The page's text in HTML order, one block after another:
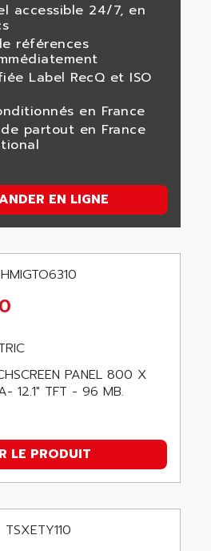
accessible 24/7, en
références
Label RecQ et ISO
en France
partout en France
EN LIGNE
PANEL 800 X
12.1" TFT - 96 MB.
LE PRODUIT